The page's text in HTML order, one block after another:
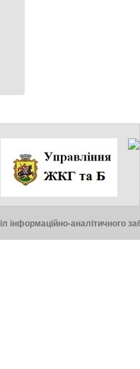
інформаційно-аналітичного